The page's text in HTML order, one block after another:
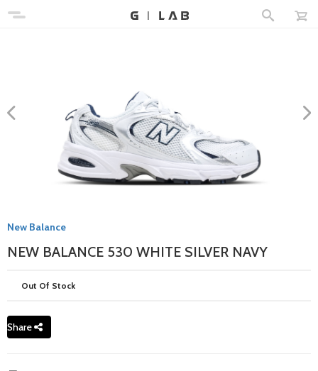
New Balance
NEW BALANCE 530 WHITE SILVER NAVY
Out Of Stock
Share